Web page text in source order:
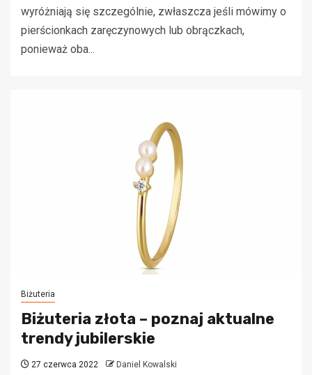
wyróżniają się szczególnie, zwłaszcza jeśli mówimy o
pierścionkach zaręczynowych lub obrączkach,
ponieważ oba...
Biżuteria
Biżuteria złota – poznaj aktualne
trendy jubilerskie
27 czerwca 2022 Daniel Kowalski